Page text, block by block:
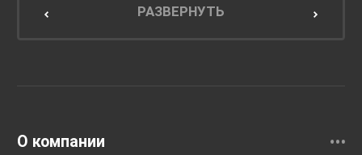
Мебель для кухниРАЗВЕРНУТЬ
О компании